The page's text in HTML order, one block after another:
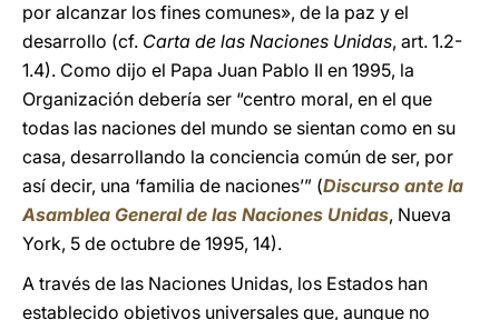
por alcanzar los fines comunes», de la paz y el
desarrollo (cf. Carta de las Naciones Unidas, art. 1.2-
1.4). Como dijo el Papa Juan Pablo II en 1995, la
Organización debería ser “centro moral, en el que
todas las naciones del mundo se sientan como en su
casa, desarrollando la conciencia común de ser, por
así decir, una ‘familia de naciones’” (Discurso ante la
Asamblea General de las Naciones Unidas, Nueva
York, 5 de octubre de 1995, 14).
A través de las Naciones Unidas, los Estados han
establecido objetivos universales que, aunque no